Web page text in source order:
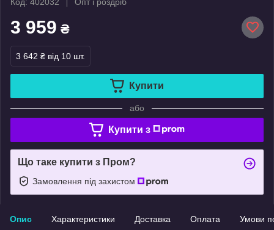
3 959 ₴
3 642 ₴ від 10 шт.
Купити
або
Купити з
Що таке купити з Пром?
Замовлення під захистом
Опис Характеристики Доставка Оплата Умови